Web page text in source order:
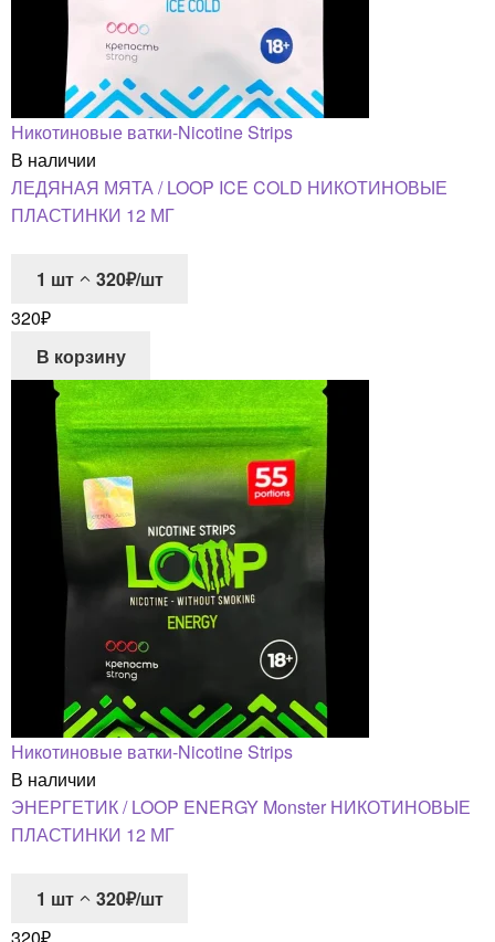
Никотиновые ватки-Nicotine Strips
В наличии
ЛЕДЯНАЯ МЯТА / LOOP ICE COLD НИКОТИНОВЫЕ
ПЛАСТИНКИ 12 МГ
1 шт
320₽/шт
320₽
В корзину
Никотиновые ватки-Nicotine Strips
В наличии
ЭНЕРГЕТИК / LOOP ENERGY Monster НИКОТИНОВЫЕ
ПЛАСТИНКИ 12 МГ
1 шт
320₽/шт
320₽